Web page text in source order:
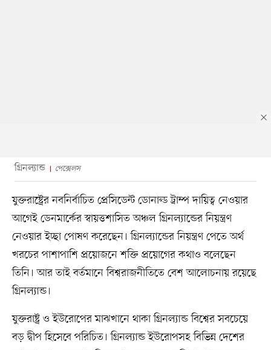
গ্রিনল্যান্ড পেক্সেলস
যুক্তরাষ্ট্রের নবনির্বাচিত প্রেসিডেন্ট ডোনাল্ড ট্রাম্প দায়িত্ব নেওয়ার
আগেই ডেনমার্কের স্বায়ত্তশাসিত অঞ্চল গ্রিনল্যান্ডের নিয়ন্ত্রণ
নেওয়ার ইচ্ছা পোষণ করেছেন। গ্রিনল্যান্ডের নিয়ন্ত্রণ পেতে অর্থ
খরচের পাশাপাশি প্রয়োজনে শক্তি প্রয়োগের কথাও বলেছেন
তিনি। আর তাই বর্তমানে বিশ্বরাজনীতিতে বেশ আলোচনায় রয়েছে
গ্রিনল্যান্ড।
যুক্তরাষ্ট্র ও ইউরোপের মাঝখানে থাকা গ্রিনল্যান্ড বিশ্বের সবচেয়ে
বড় দ্বীপ হিসেবে পরিচিত। গ্রিনল্যান্ড ইউরোপসহ বিভিন্ন দেশের